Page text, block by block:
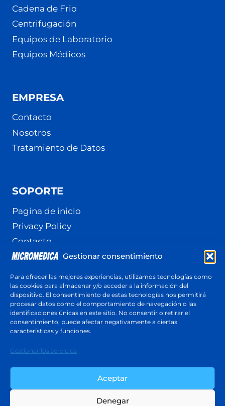
Gestionar consentimiento
Para ofrecer las mejores experiencias, utilizamos tecnologías como
las cookies para almacenar y/o acceder a la información del
dispositivo. El consentimiento de estas tecnologías nos permitirá
procesar datos como el comportamiento de navegación o las
identificaciones únicas en este sitio. No consentir o retirar el
consentimiento, puede afectar negativamente a ciertas
características y funciones.
Gestionar los servicios
Aceptar
Denegar
Cadena de Frio
Centrifugación
Equipos de Laboratorio
Equipos Médicos
EMPRESA
Contacto
Nosotros
Tratamiento de Datos
SOPORTE
Pagina de inicio
Privacy Policy
Contacto
Terminos y Condiciones
Cotización
Respuesta en menos de 24 horas